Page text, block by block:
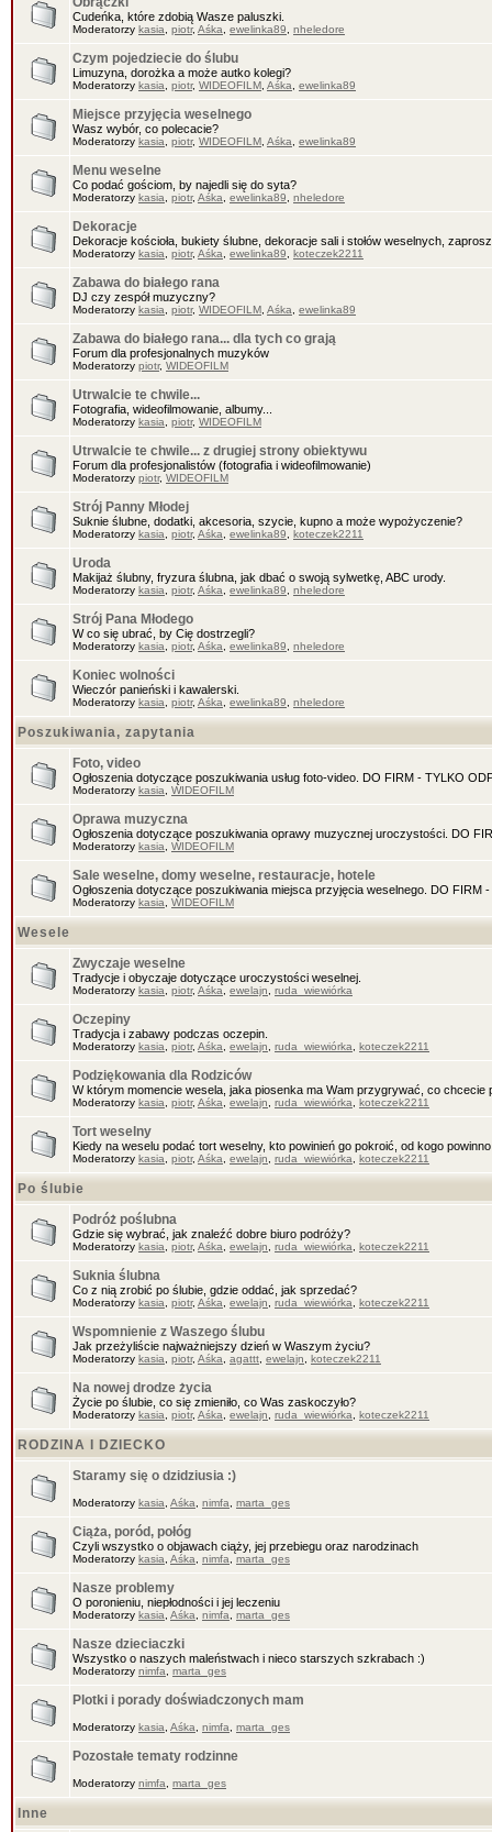
Cudeńka, które zdobią Wasze paluszki.
Moderatorzy kasia piotr, Aśka ewelinka89 nheledore
Czym pojedziecie do ślubu
Limuzyna, dorożka a może autko kolegi?
Moderatorzy kasia piotr, WIDEOFILM Aśka ewelinka89
Miejsce przyjęcia weselnego
Wasz wybór, co polecacie?
Moderatorzy kasia piotr, WIDEOFILM Aśka ewelinka89
Menu weselne
Co podać gościom, by najedli się do syta?
Moderatorzy kasia piotr, Aśka ewelinka89 nheledore
Dekoracje
Dekoracje kościoła, bukiety ślubne, dekoracje sali i stołów weselnych,
Moderatorzy kasia piotr, Aśka ewelinka89 koteczek2211
Zabawa do białego rana
DJ czy zespół muzyczny?
Moderatorzy kasia piotr, WIDEOFILM Aśka ewelinka89
Zabawa do białego rana... dla tych co grają
Forum dla profesjonalnych muzyków
Moderatorzy piotr, WIDEOFILM
Utrwalcie te chwile...
Fotografia, wideofilmowanie, albumy...
Moderatorzy kasia piotr, WIDEOFILM
Utrwalcie te chwile... z drugiej strony obiektywu
Forum dla profesjonalistów (fotografia i wideofilmowanie)
Moderatorzy piotr, WIDEOFILM
Strój Panny Młodej
Suknie ślubne, dodatki, akcesoria, szycie, kupno a może wypożyczenie?
Moderatorzy kasia piotr, Aśka ewelinka89 koteczek2211
Uroda
Makijaż ślubny, fryzura ślubna, jak dbać o swoją sylwetkę, ABC urody.
Moderatorzy kasia piotr, Aśka ewelinka89 nheledore
Strój Pana Młodego
W co się ubrać, by Cię dostrzegli?
Moderatorzy kasia piotr, Aśka ewelinka89 nheledore
Koniec wolności
Wieczór panieński i kawalerski.
Moderatorzy kasia piotr, Aśka ewelinka89 nheledore
Poszukiwania, zapytania
Foto, video
Ogłoszenia dotyczące poszukiwania usług foto-video. DO FIRM - TYLKO
Moderatorzy kasia WIDEOFILM
Oprawa muzyczna
Ogłoszenia dotyczące poszukiwania oprawy muzycznej uroczystości. DO
Moderatorzy kasia WIDEOFILM
Sale weselne, domy weselne, restauracje, hotele
Ogłoszenia dotyczące poszukiwania miejsca przyjęcia weselnego. DO FIRM
Moderatorzy kasia WIDEOFILM
Wesele
Zwyczaje weselne
Tradycje i obyczaje dotyczące uroczystości weselnej.
Moderatorzy kasia piotr, Aśka ewelajn ruda_wiewiórka
Oczepiny
Tradycja i zabawy podczas oczepin.
Moderatorzy kasia piotr, Aśka ewelajn ruda_wiewiórka koteczek2211
Podziękowania dla Rodziców
W którym momencie wesela, jaka piosenka ma Wam przygrywać, co chcecie
Moderatorzy kasia piotr, Aśka ewelajn ruda_wiewiórka koteczek2211
Tort weselny
Kiedy na weselu podać tort weselny, kto powinień go pokroić, od kogo
Moderatorzy kasia piotr, Aśka ewelajn ruda_wiewiórka koteczek2211
Po ślubie
Podróż poślubna
Gdzie się wybrać, jak znaleźć dobre biuro podróży?
Moderatorzy kasia piotr, Aśka ewelajn ruda_wiewiórka koteczek2211
Suknia ślubna
Co z nią zrobić po ślubie, gdzie oddać, jak sprzedać?
Moderatorzy kasia piotr, Aśka ewelajn ruda_wiewiórka koteczek2211
Wspomnienie z Waszego ślubu
Jak przeżyliście najważniejszy dzień w Waszym życiu?
Moderatorzy kasia piotr, Aśka agattt ewelajn koteczek2211
Na nowej drodze życia
Życie po ślubie, co się zmieniło, co Was zaskoczyło?
Moderatorzy kasia piotr, Aśka ewelajn ruda_wiewiórka koteczek2211
RODZINA I DZIECKO
Staramy się o dzidziusia :)
Moderatorzy kasia Aśka nimfa marta_ges
Ciąża, poród, połóg
Czyli wszystko o objawach ciąży, jej przebiegu oraz narodzinach
Moderatorzy kasia Aśka nimfa marta_ges
Nasze problemy
O poronieniu, niepłodności i jej leczeniu
Moderatorzy kasia Aśka nimfa marta_ges
Nasze dzieciaczki
Wszystko o naszych maleństwach i nieco starszych szkrabach :)
Moderatorzy nimfa marta_ges
Plotki i porady doświadczonych mam
Moderatorzy kasia Aśka nimfa marta_ges
Pozostałe tematy rodzinne
Moderatorzy nimfa marta_ges
Inne